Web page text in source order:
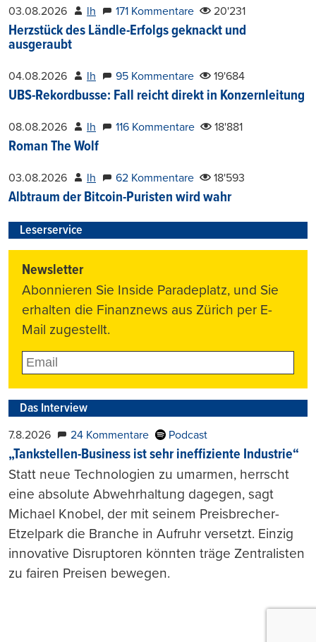
03.08.2026 lh 171 Kommentare 20'231
Herzstück des Ländle-Erfolgs geknackt und
ausgeraubt
04.08.2026 lh 95 Kommentare 19'684
UBS-Rekordbusse: Fall reicht direkt in Konzernleitung
08.08.2026 lh 116 Kommentare 18'881
Roman The Wolf
03.08.2026 lh 62 Kommentare 18'593
Albtraum der Bitcoin-Puristen wird wahr
Leserservice
Newsletter
Abonnieren Sie Inside Paradeplatz, und Sie
erhalten die Finanznews aus Zürich per E-
Mail zugestellt.
Das Interview
7.8.2026 24 Kommentare Podcast
„Tankstellen-Business ist sehr ineffiziente Industrie“
Statt neue Technologien zu umarmen, herrscht
eine absolute Abwehrhaltung dagegen, sagt
Michael Knobel, der mit seinem Preisbrecher-
Etzelpark die Branche in Aufruhr versetzt. Einzig
innovative Disruptoren könnten träge Zentralisten
zu fairen Preisen bewegen.